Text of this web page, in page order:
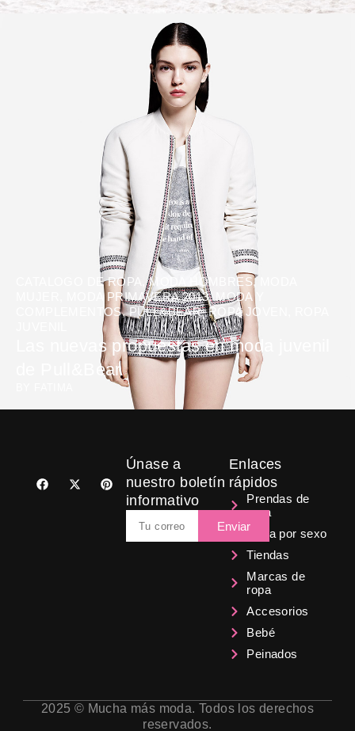
CATALOGO DE ROPA ,MODA HOMBRES,
MODA PRIMAVERA 2013, MODA Y
COMPLEMENTOS,PULL&BEAR,ROPA JOVEN
Las nuevas propuestas en moda juvenil
de Pull&Bear
F
a
X
-
P
i
Enlaces
rápidos
Prendas de
ropa
Ropa por sexo
Tiendas
Marcas de
ropa
Accesorios
Bebé
Peinados
Únase a
nuestro boletín
informativo
Enviar
2025 © Mucha más moda. Todos los derechos
reservados.